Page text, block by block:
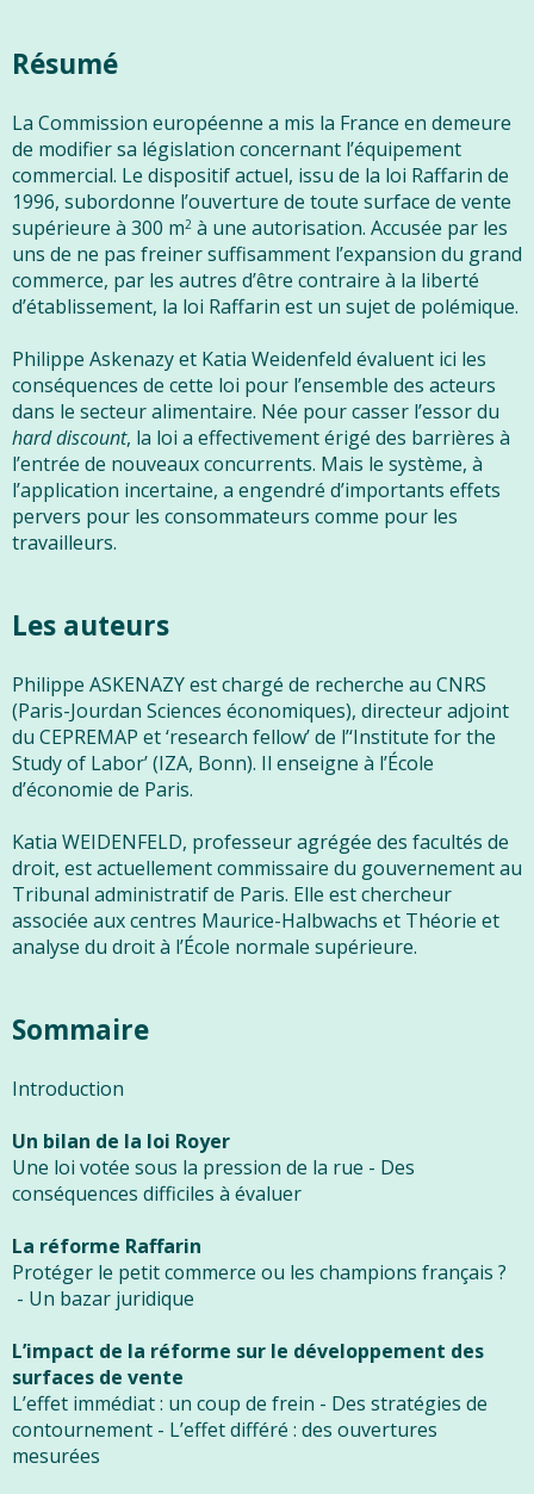
Résumé
La Commission européenne a mis la France en demeure
de modifier sa législation concernant l’équipement
commercial. Le dispositif actuel, issu de la loi Raffarin de
1996, subordonne l’ouverture de toute surface de vente
supérieure à 300 m2 à une autorisation. Accusée par les
uns de ne pas freiner suffisamment l’expansion du grand
commerce, par les autres d’être contraire à la liberté
d’établissement, la loi Raffarin est un sujet de polémique.
Philippe Askenazy et Katia Weidenfeld évaluent ici les
conséquences de cette loi pour l’ensemble des acteurs
dans le secteur alimentaire. Née pour casser l’essor du
hard discount, la loi a effectivement érigé des barrières à
l’entrée de nouveaux concurrents. Mais le système, à
l’application incertaine, a engendré d’importants effets
pervers pour les consommateurs comme pour les
travailleurs.
Les auteurs
Philippe ASKENAZY est chargé de recherche au CNRS
(Paris-Jourdan Sciences économiques), directeur adjoint
du CEPREMAP et ‘research fellow’ de l’‘Institute for the
Study of Labor’ (IZA, Bonn). Il enseigne à l’École
d’économie de Paris.
Katia WEIDENFELD, professeur agrégée des facultés de
droit, est actuellement commissaire du gouvernement au
Tribunal administratif de Paris. Elle est chercheur
associée aux centres Maurice-Halbwachs et Théorie et
analyse du droit à l’École normale supérieure.
Sommaire
Introduction
Un bilan de la loi Royer
Une loi votée sous la pression de la rue - Des
conséquences difficiles à évaluer
La réforme Raffarin
Protéger le petit commerce ou les champions français ?
- Un bazar juridique
L’impact de la réforme sur le développement des
surfaces de vente
L’effet immédiat : un coup de frein - Des stratégies de
contournement - L’effet différé : des ouvertures
mesurées